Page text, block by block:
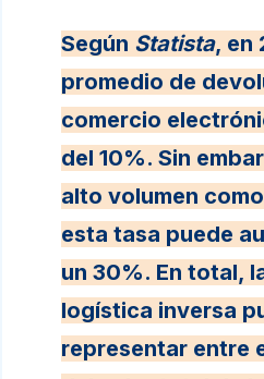
Según Statista, en
promedio de
comercio
del 10%. Sin
alto volumen
esta tasa puede
un 30%. En total,
logística inversa
representar entre